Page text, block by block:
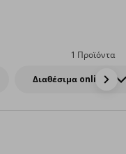
Διαθέσιμα online
1 Προϊόντα